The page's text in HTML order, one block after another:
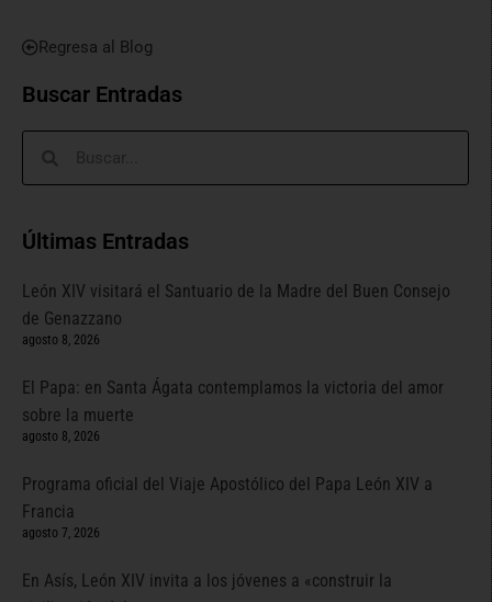
Regresa al Blog
Buscar Entradas
Últimas Entradas
León XIV visitará el Santuario de la Madre del Buen Consejo
de Genazzano
agosto 8, 2026
El Papa: en Santa Ágata contemplamos la victoria del amor
sobre la muerte
agosto 8, 2026
Programa oficial del Viaje Apostólico del Papa León XIV a
Francia
agosto 7, 2026
En Asís, León XIV invita a los jóvenes a «construir la